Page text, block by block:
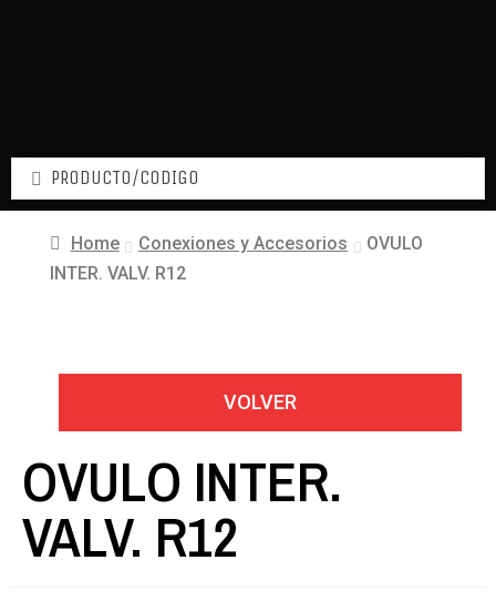
Home Conexiones y Accesorios
OVULO
INTER. VALV. R12
VOLVER
OVULO INTER.
VALV. R12